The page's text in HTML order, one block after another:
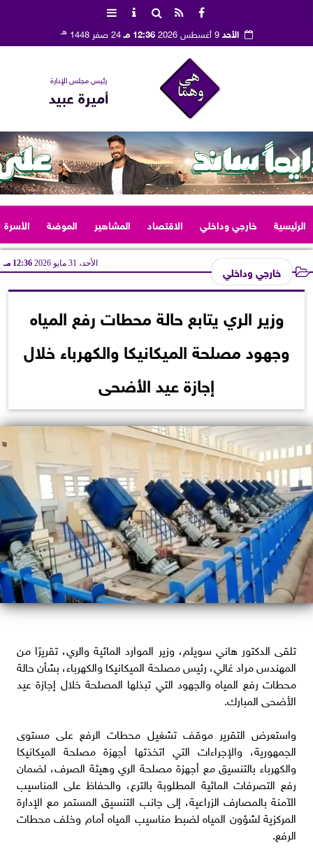
الأحد9 أغسطس 2026 12:36 مـ 24 صفر 1448 هـ
رئيس مجلس الإدارة
أميرة عبيد
الرئيسية خارجي وداخلي الاقتصاد المشاهير الموضة الأسرة
خارجي وداخلي الأحد، 31 مايو 2026 12:36 مـ
وزير الري يتابع حالة محطات رفع المياه
وجهود مصلحة الميكانيكا والكهرباء خلال
إجازة عيد الأضحى
تلقى الدكتور هاني سويلم، وزير الموارد المائية والري، تقريرًا من
المهندس مراد غالي، رئيس مصلحة الميكانيكا والكهرباء، بشأن حالة
محطات رفع المياه والجهود التي تبذلها المصلحة خلال إجازة عيد
الأضحى المبارك.
واستعرض التقرير موقف تشغيل محطات الرفع على مستوى
الجمهورية، والإجراءات التي اتخذتها أجهزة مصلحة الميكانيكا
والكهرباء بالتنسيق مع أجهزة مصلحة الري وهيئة الصرف، لضمان
رفع التصرفات المائية المطلوبة بالترع، والحفاظ على المناسيب
الآمنة بالمصارف الزراعية، إلى جانب التنسيق المستمر مع الإدارة
المركزية لشؤون المياه لضبط مناسيب المياه أمام وخلف محطات
الرفع.